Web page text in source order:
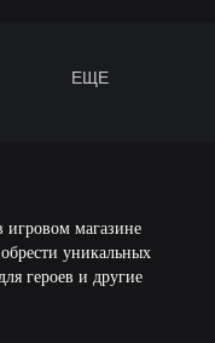
ЕЩЕ
магазине
уникальных
героев и другие